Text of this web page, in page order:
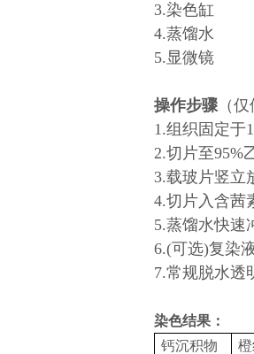
3.染色缸
4.蒸馏水
5.显微镜
操作步骤（仅
1.组织固定于
2.切片至95%
3.载玻片竖立
4.切片入含茜
5.蒸馏水快速
6.(可选)复染
7.常规脱水透
染色结果：
钙沉积物